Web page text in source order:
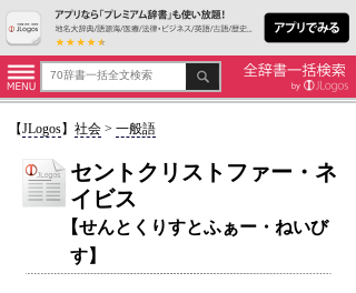
【JLogos】 社会> 一般語
セントクリストファー・ネ
イビス
【せんとくりすとふぁー・ねいび
す】